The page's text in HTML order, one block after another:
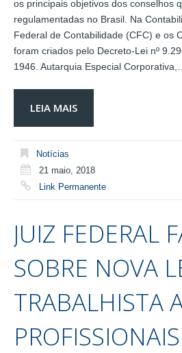
os principais objetivos dos conselhos
regulamentadas no Brasil. Na
Federal de Contabilidade (CFC) e os
foram criados pelo Decreto-Lei nº
1946. Autarquia Especial Corporativa,…
LEIA MAIS
Notícias
21 maio, 2018
Link Permanente
JUIZ FEDERAL
SOBRE NOVA
TRABALHISTA